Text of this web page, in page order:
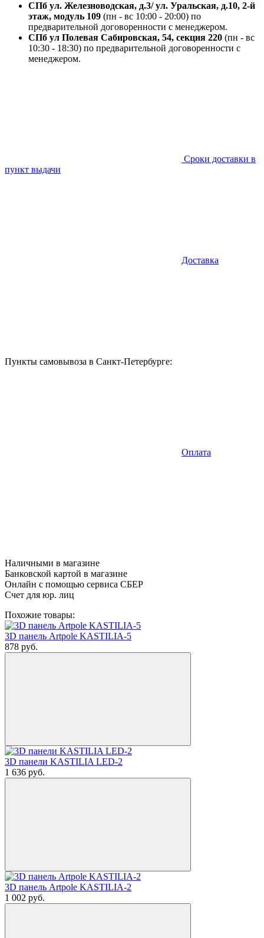
СПб ул. Железноводская, д.3/ ул. Уральская, д.10, 2-й
этаж, модуль 109 (пн - вс 10:00 - 20:00) по
предварительной договоренности с менеджером.
СПб ул Полевая Сабировская, 54, секция 220 (пн - вс
10:30 - 18:30) по предварительной договоренности с
менеджером.
Сроки доставки в
пункт выдачи
Доставка
Пункты самовывоза в Санкт-Петербурге:
Оплата
Наличными в магазине
Банковской картой в магазине
Онлайн с помощью сервиса СБЕР
Счет для юр. лиц
Похожие товары:
3D панель Artpole KASTILIA-5
878 руб.
3D панели KASTILIA LED-2
1 636 руб.
3D панель Artpole KASTILIA-2
1 002 руб.